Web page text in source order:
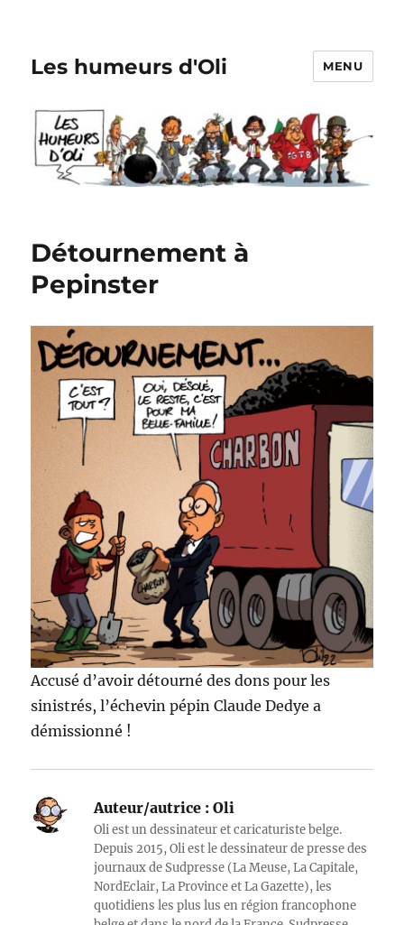
Les humeurs d'Oli MENU
Détournement à
Pepinster
Accusé d’avoir détourné des dons pour les
sinistrés, l’échevin pépin Claude Dedye a
démissionné !
Auteur/autrice : Oli
Oli est un dessinateur et caricaturiste belge.
Depuis 2015, Oli est le dessinateur de presse des
journaux de Sudpresse (La Meuse, La Capitale,
NordEclair, La Province et La Gazette), les
quotidiens les plus lus en région francophone